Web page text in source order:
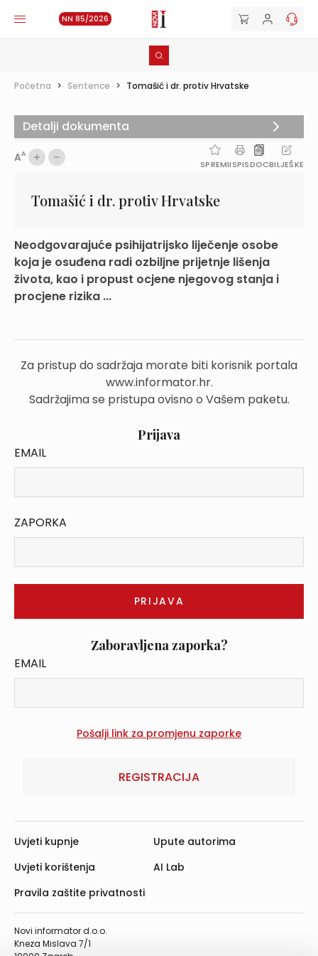
NN 85/2026
Početna > Sentence > Tomašić i dr. protiv Hrvatske
AA
SPREMIISPISDOCBILJEŠKE
Tomašić i dr. protiv Hrvatske
Neodgovarajuće psihijatrijsko liječenje osobe
koja je osuđena radi ozbiljne prijetnje lišenja
života, kao i propust ocjene njegovog stanja i
procjene rizika ...
Za pristup do sadržaja morate biti korisnik portala
www.informator.hr.
Sadržajima se pristupa ovisno o Vašem paketu.
Prijava
EMAIL
ZAPORKA
Zaboravljena zaporka?
EMAIL
REGISTRACIJA
Detalji dokumenta
Novi informator d.o.o.
Kneza Mislava 7/1
Uvjeti kupnje
Uvjeti korištenja
Pravila zaštite privatnosti
Upute autorima
AI Lab